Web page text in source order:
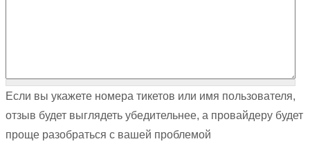
Если вы укажете номера тикетов или имя пользователя,
отзыв будет выглядеть убедительнее, а провайдеру будет
проще разобраться с вашей проблемой